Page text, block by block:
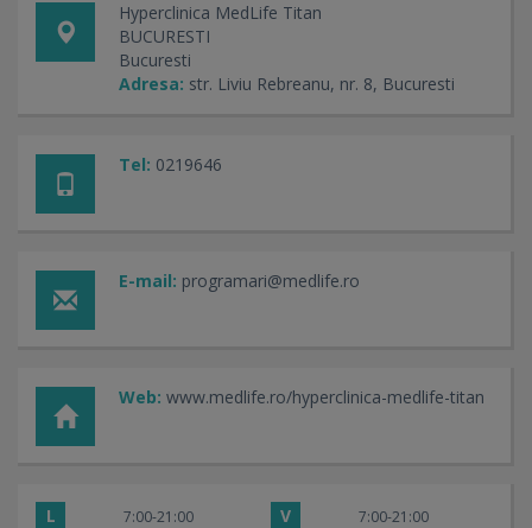
Hyperclinica MedLife Titan
BUCURESTI
Bucuresti
Adresa: str. Liviu Rebreanu, nr. 8, Bucuresti
Tel: 0219646
E-mail: programari@medlife.ro
Web: www.medlife.ro/hyperclinica-medlife-titan
L 7:00-21:00 V 7:00-21:00